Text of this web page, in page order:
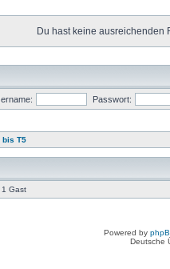
Du hast keine ausreichenden
Passwort:
bis T5
1 Gast
Powered by
Deutsche